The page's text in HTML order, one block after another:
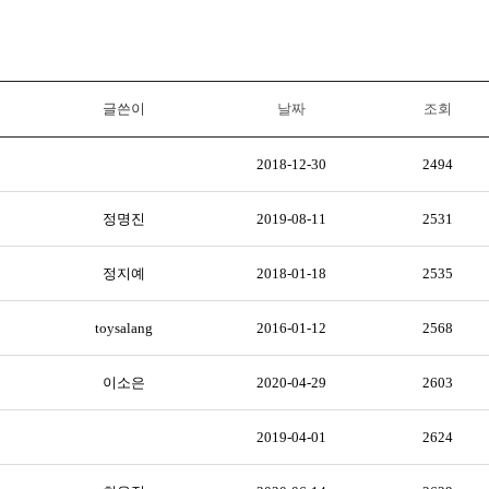
글쓴이 날짜 조회
2018-12-30 2494
정명진 2019-08-11 2531
정지예 2018-01-18 2535
toysalang 2016-01-12 2568
이소은 2020-04-29 2603
2019-04-01 2624